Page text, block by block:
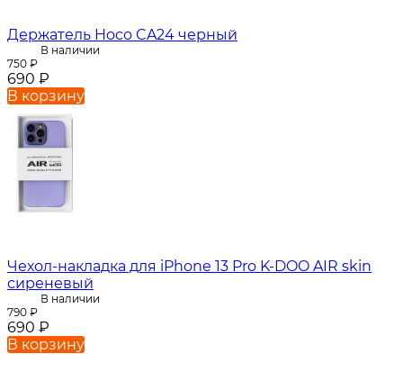
Держатель Hoco CA24 черный
В наличии
750 ₽
690 ₽
В корзину
Чехол-накладка для iPhone 13 Pro K-DOO AIR skin
сиреневый
В наличии
790 ₽
690 ₽
В корзину